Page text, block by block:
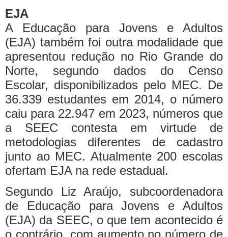
EJA
A Educação para Jovens e Adultos
(EJA) também foi outra modalidade que
apresentou redução no Rio Grande do
Norte, segundo dados do Censo
Escolar, disponibilizados pelo MEC. De
36.339 estudantes em 2014, o número
caiu para 22.947 em 2023, números que
a SEEC contesta em virtude de
metodologias diferentes de cadastro
junto ao MEC. Atualmente 200 escolas
ofertam EJA na rede estadual.
Segundo Liz Araújo, subcoordenadora
de Educação para Jovens e Adultos
(EJA) da SEEC, o que tem acontecido é
o contrário, com aumento no número de